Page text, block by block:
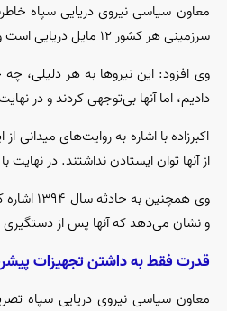
سرزمینی هر کشور ۱۲ مایل دریایی است و هر جزیره نیز همین محدوده را دارد و تفاوتی با ساحل ندارد.
وی افزود: این نیرو‌ها به هر دلیلی،
دادیم، اما آنها بی‌توجهی کردند و در
اکبرزاده با اشاره به روایت‌های
از آنها توان ایستادن نداشتند. در
وی
و نشان می‌دهد که آنها پس از دستگیری
قدرت فقط به داشتن تجهیزات
معاون سیاسی نیروی دریایی سپاه